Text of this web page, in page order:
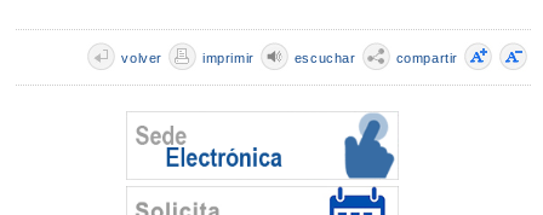
compartir
escuchar
imprimir
volver